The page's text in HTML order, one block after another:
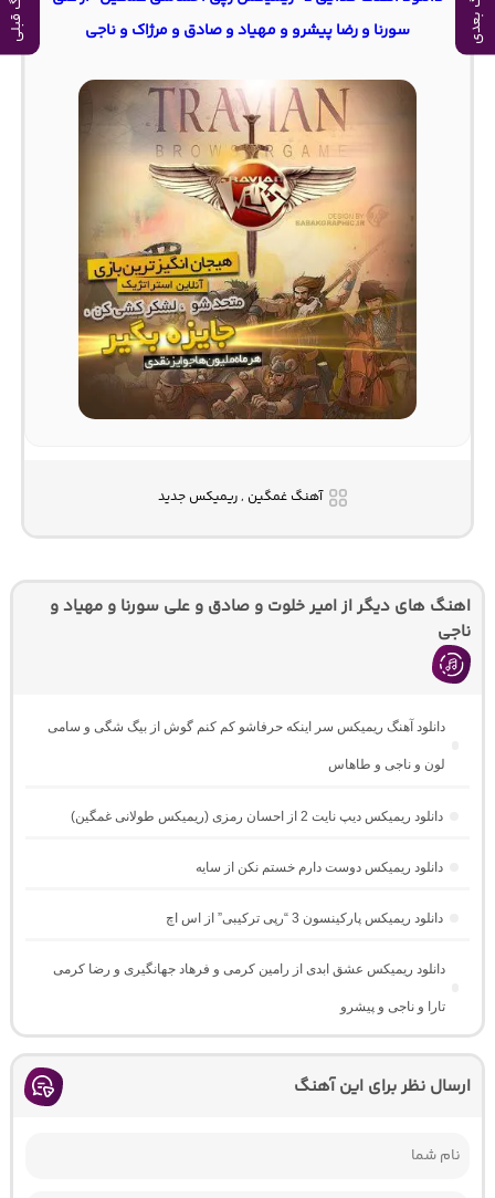
سورنا و رضا پیشرو و مهیاد و صادق و مرژاک و ناجی
آهنگ غمگین , ریمیکس جدید
اهنگ های دیگر از امیر خلوت و صادق و علی سورنا و مهیاد و
ناجی
دانلود آهنگ ریمیکس سر اینکه حرفاشو کم کنم گوش از بیگ شگی و سامی
لون و ناجی و طاهاس
دانلود ریمیکس دیپ نایت 2 از احسان رمزی (ریمیکس طولانی غمگین)
دانلود ریمیکس دوست دارم خستم نکن از سایه
دانلود ریمیکس پارکینسون 3 “رپی ترکیبی” از اس اچ
دانلود ریمیکس عشق ابدی از رامین کرمی و فرهاد جهانگیری و رضا کرمی
تارا و ناجی و پیشرو
ارسال نظر برای این آهنگ